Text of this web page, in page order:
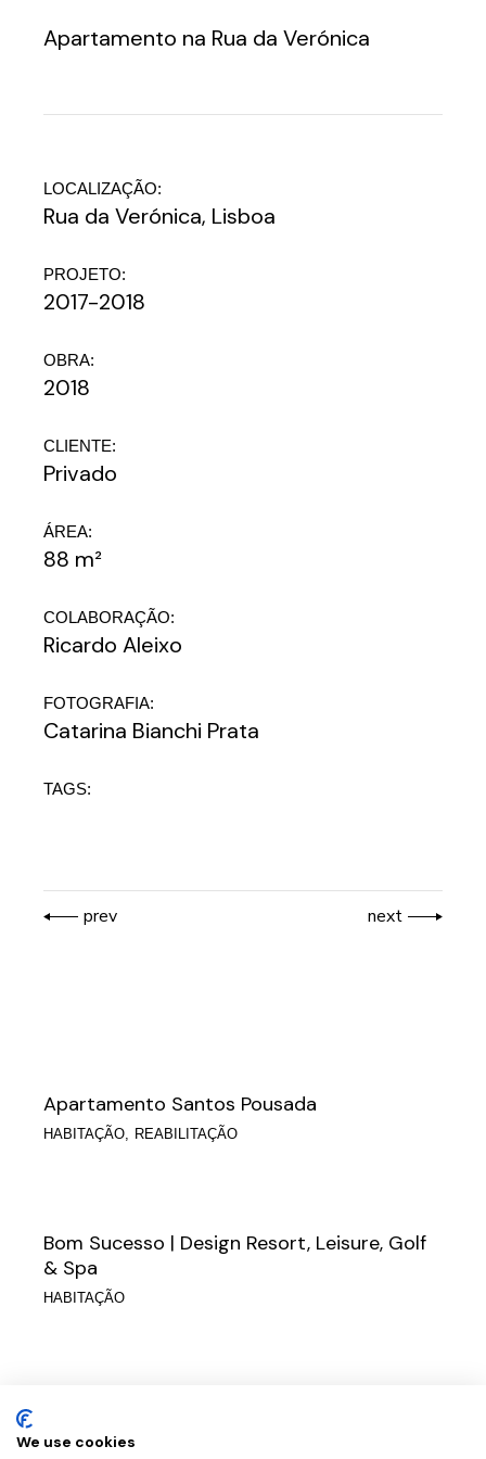
Apartamento na Rua da Verónica
LOCALIZAÇÃO:
Rua da Verónica, Lisboa
PROJETO:
2017-2018
OBRA:
2018
CLIENTE:
Privado
ÁREA:
88 m²
COLABORAÇÃO:
Ricardo Aleixo
FOTOGRAFIA:
Catarina Bianchi Prata
TAGS:
prev next
Apartamento Santos Pousada
HABITAÇÃO REABILITAÇÃO
Bom Sucesso | Design Resort, Leisure, Golf
& Spa
HABITAÇÃO
COMÉRCIO CONCURSO
We use cookies